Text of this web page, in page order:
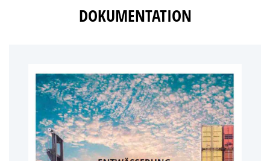
DOKUMENTATION